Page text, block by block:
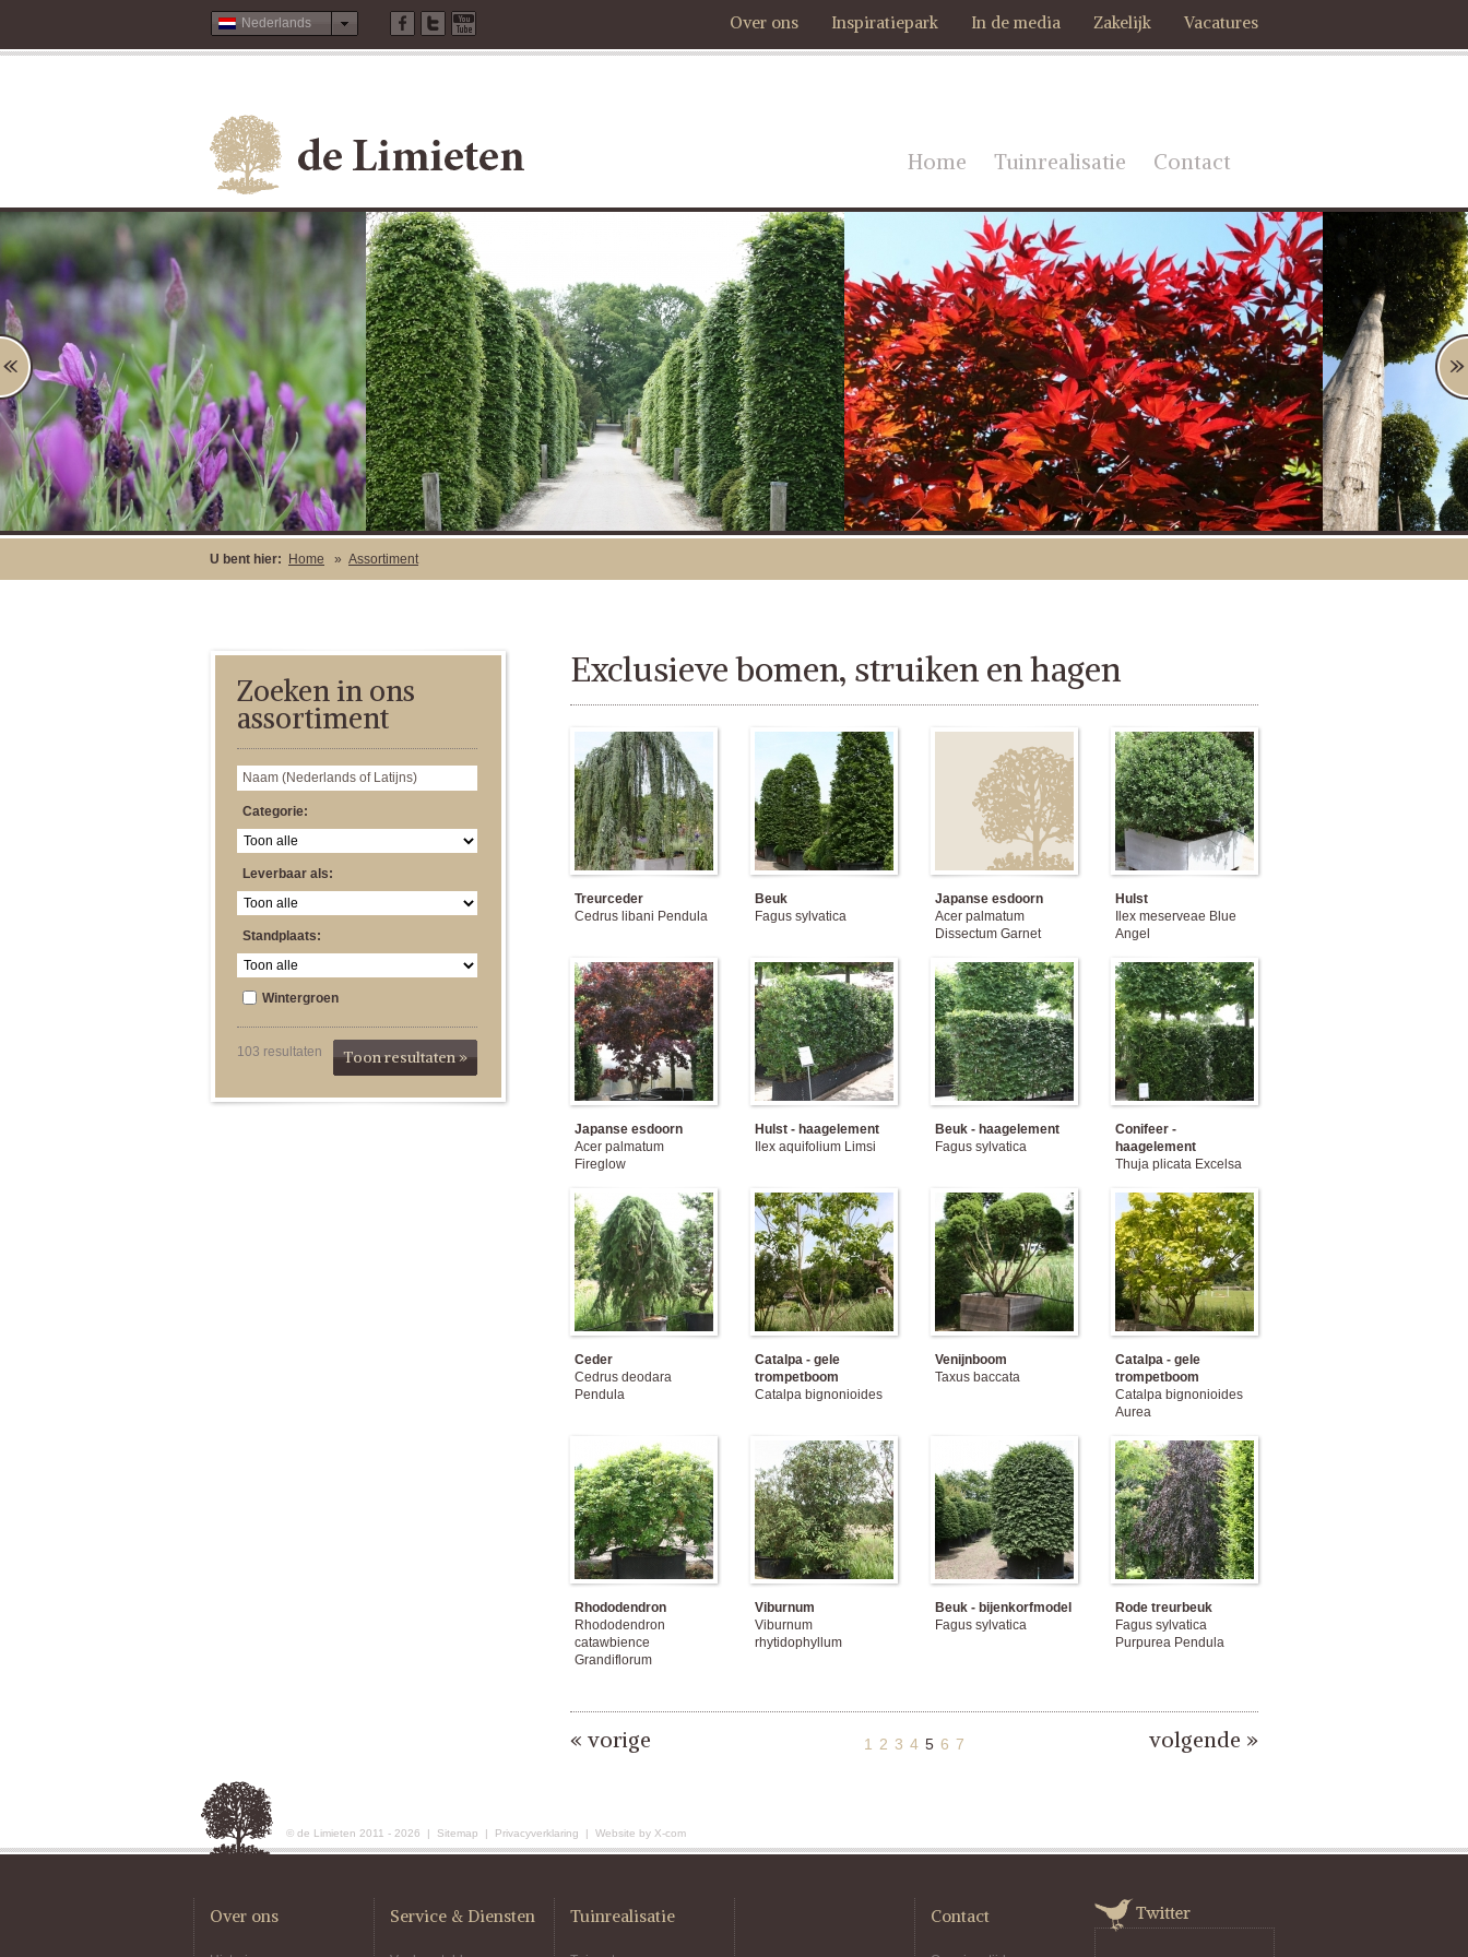
Nederlands Over ons Inspiratiepark In de media Zakelijk Vacatures
Home Tuinrealisatie Contact
U bent hier: Home » Assortiment
Zoeken in ons
assortiment
Categorie:
Leverbaar als:
Standplaats:
Wintergroen
103 resultaten Toon resultaten »
Exclusieve bomen, struiken en hagen
Treurceder
Cedrus libani Pendula
Beuk
Fagus sylvatica
Japanse esdoorn
Acer palmatum
Dissectum Garnet
Hulst
Ilex meserveae Blue
Angel
Japanse esdoorn
Acer palmatum
Fireglow
Hulst - haagelement
Ilex aquifolium Limsi
Beuk - haagelement
Fagus sylvatica
Conifeer -
haagelement
Thuja plicata Excelsa
Ceder
Cedrus deodara
Pendula
Catalpa - gele
trompetboom
Catalpa bignonioides
Venijnboom
Taxus baccata
Catalpa - gele
trompetboom
Catalpa bignonioides
Aurea
Rhododendron
Rhododendron
catawbience
Grandiflorum
Viburnum
Viburnum
rhytidophyllum
Beuk - bijenkorfmodel
Fagus sylvatica
Rode treurbeuk
Fagus sylvatica
Purpurea Pendula
« vorige 1 2 3 4 5 6 7 volgende »
© de Limieten 2011 - 2026 | Sitemap | Privacyverklaring | Website by X-com
Over ons Service & Diensten Tuinrealisatie Contact